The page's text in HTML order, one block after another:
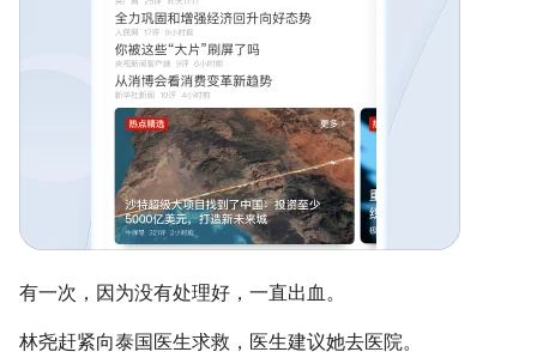
有一次，因为没有处理好，一直出血。
林尧赶紧向泰国医生求救，医生建议她去医院。